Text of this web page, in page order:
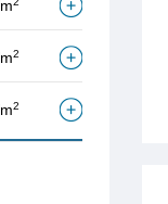
2
2